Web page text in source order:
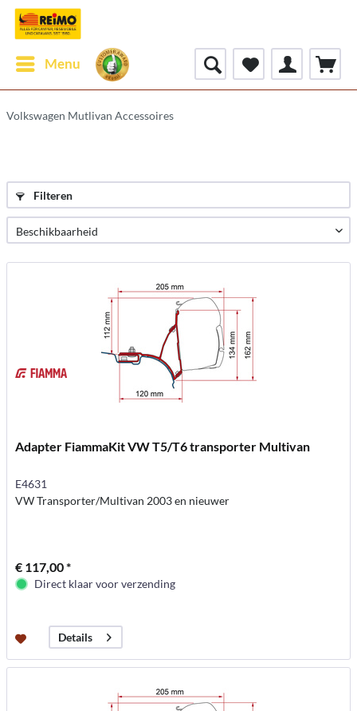
Menu
Volkswagen Mutlivan Accessoires
Filteren
Adapter FiammaKit VW T5/T6 transporter Multivan
E4631
VW Transporter/Multivan 2003 en nieuwer
€ 117,00 *
Direct klaar voor verzending
Details